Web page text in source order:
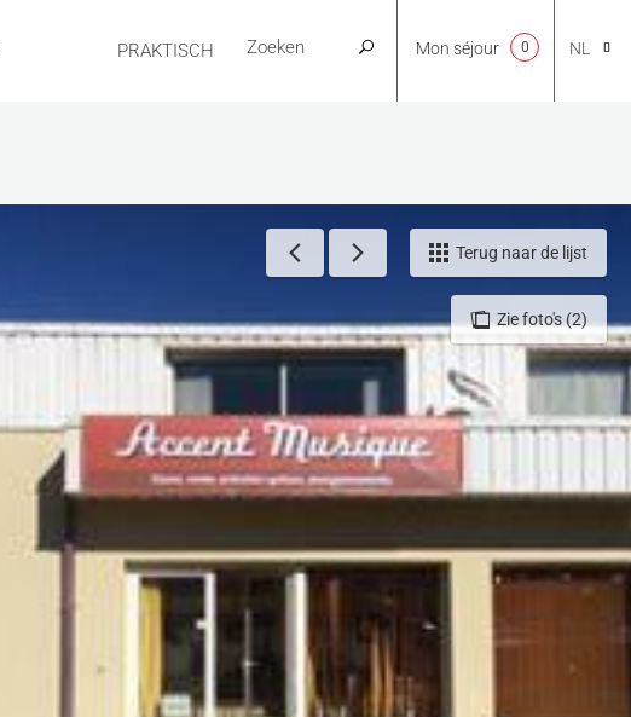
PRAKTISCH NL
EN
FR
Mon séjour 0
Zie foto's (2)
Terug naar de lijst